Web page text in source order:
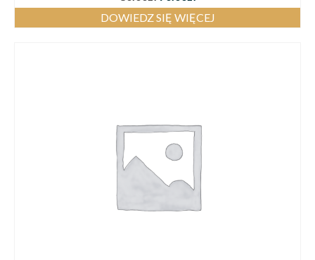
DOWIEDZ SIĘ WIĘCEJ